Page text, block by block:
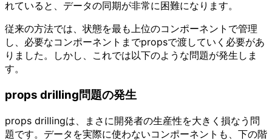
れていると、データの同期が非常に困難になります。
従来の方法では、状態を最も上位のコンポーネントで管理
し、必要なコンポーネントまでpropsで渡していく必要があ
りました。しかし、これでは以下のような問題が発生しま
す。
props drilling問題の発生
props drillingは、まさに開発者の生産性を大きく損なう問
題です。データを実際に使わないコンポーネントも、下の階